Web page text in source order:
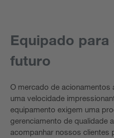
Equipado
futuro
O mercado de
uma velocidade
equipamento exigem uma
gerenciamento de qualidade
acompanhar nossos clientes